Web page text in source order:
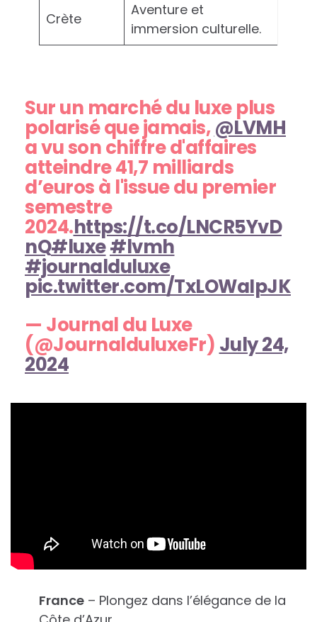
Crète
Aventure et
immersion culturelle.
Sur un marché du luxe plus
polarisé que jamais,@LVMH
a vu son chiffre d'affaires
atteindre 41,7 milliards
d’euros à l'issue du premier
semestre
2024.https://t.co/LNCR5YvD
nQ#luxe#lvmh
#journalduluxe
pic.twitter.com/TxLOWaIpJK
— Journal du Luxe
(@JournalduluxeFr) July 24,
2024
France – Plongez dans l’élégance de la